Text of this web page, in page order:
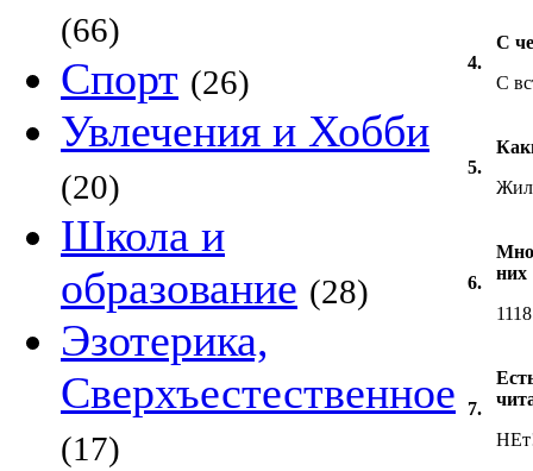
(66)
Спорт (26)
Увлечения и Хобби
(20)
Школа и
образование (28)
Эзотерика,
Сверхъестественное
(17)
4.
С
С
5.
6.
них
7.